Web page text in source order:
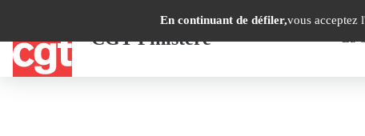
contenu
CGT Finistère
En continuant de défiler,vous acceptez